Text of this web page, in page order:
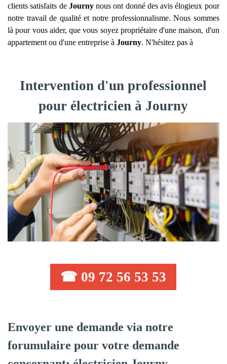
clients satisfaits de Journynous ont donné des avis élogieux pour
notre travail de qualité et notre professionnalisme. Nous sommes
là pour vous aider, que vous soyez propriétaire d'une maison, d'un
appartement ou d'une entreprise à Journy. N'hésitez pas à
Intervention d'un professionnel
pour électricien à Journy
☎ 09 72 56 53 53
Envoyer une demande via notre
forumulaire pour votre demande